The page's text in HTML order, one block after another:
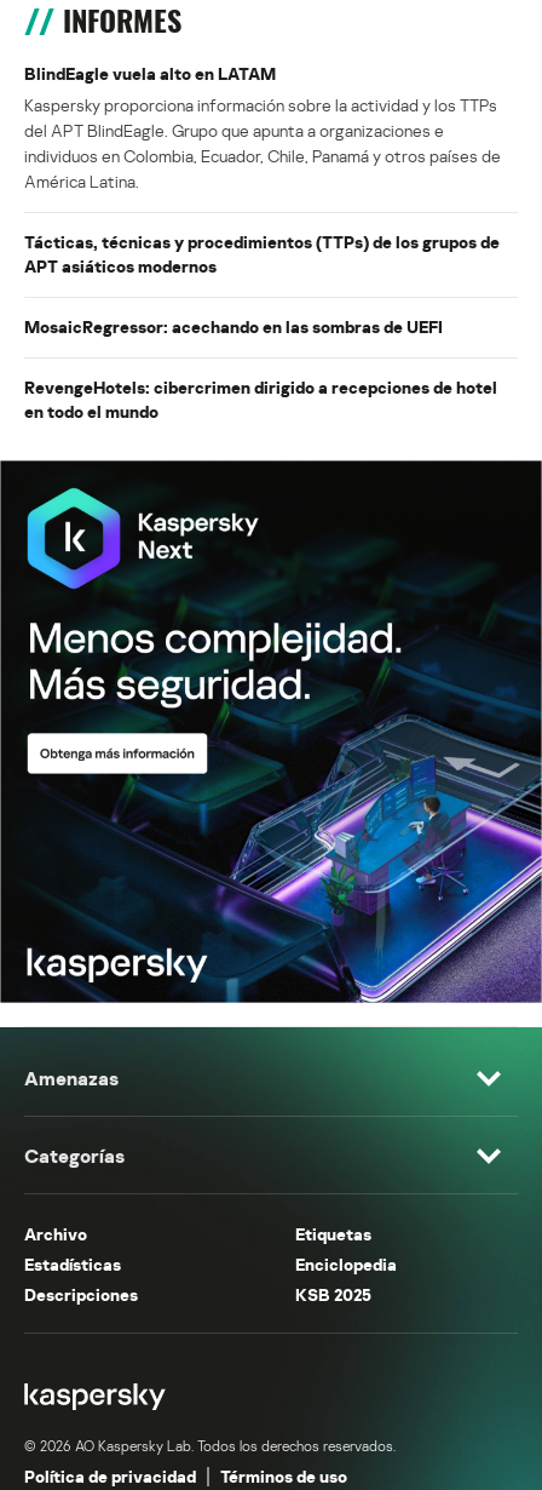
INFORMES
BlindEagle vuela alto en LATAM
Kaspersky proporciona información sobre la actividad y los TTPs
del APT BlindEagle. Grupo que apunta a organizaciones e
individuos en Colombia, Ecuador, Chile, Panamá y otros países de
América Latina.
Tácticas, técnicas y procedimientos (TTPs) de los grupos de
APT asiáticos modernos
MosaicRegressor: acechando en las sombras de UEFI
RevengeHotels: cibercrimen dirigido a recepciones de hotel
en todo el mundo
Amenazas
Categorías
Archivo
Etiquetas
Estadísticas
Enciclopedia
Descripciones
KSB 2025
© 2026 AO Kaspersky Lab. Todos los derechos reservados.
Política de privacidad Términos de uso